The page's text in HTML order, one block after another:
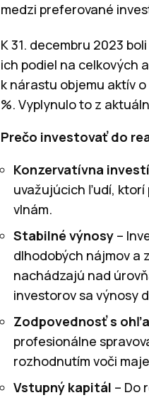
medzi preferované
K 31. decembru 2023
ich podiel na celkových
k nárastu objemu aktív
%. Vyplynulo to z
Prečo investovať do
Konzervatívna
uvažujúcich ľudí,
vlnám.
Stabilné výnosy –
dlhodobých nájmov a
nachádzajú nad
investorov sa výnosy
Zodpovednosť s
profesionálne
rozhodnutím voči
Vstupný kapitál – Do